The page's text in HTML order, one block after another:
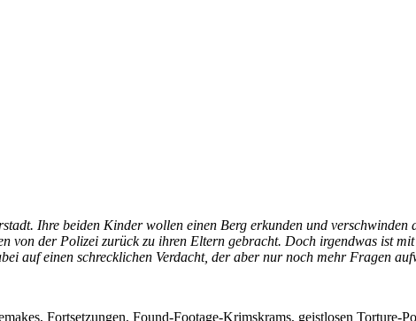
Ihre beiden Kinder wollen einen Berg erkunden und
von der Polizei zurück zu ihren Eltern gebracht. Doch irgendwas ist
auf einen schrecklichen Verdacht, der aber nur noch mehr Fragen
Fortsetzungen, Found-Footage-Krimskrams, geistlosen